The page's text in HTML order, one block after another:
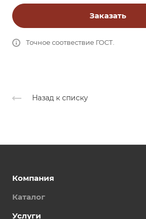
Заказать
Точное соотвествие ГОСТ.
Назад к списку
Компания
Каталог
Услуги